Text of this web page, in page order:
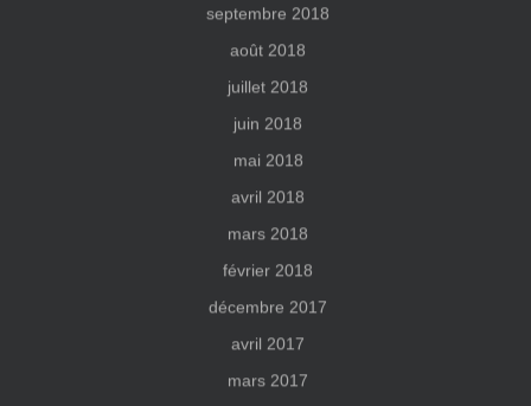
septembre 2018
août 2018
juillet 2018
juin 2018
mai 2018
avril 2018
mars 2018
février 2018
décembre 2017
avril 2017
mars 2017